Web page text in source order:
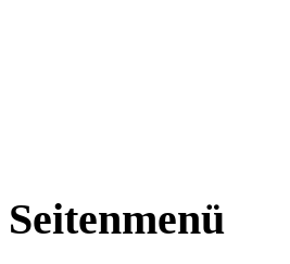
Seitenmenü